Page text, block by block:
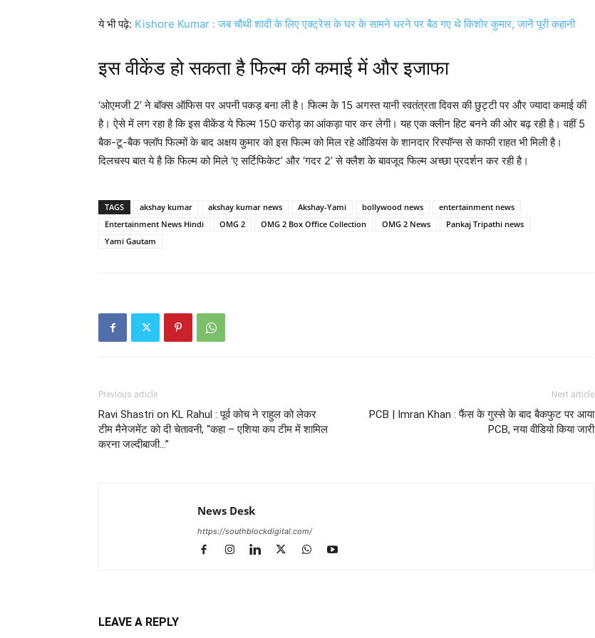
ये भी पढ़े: Kishore Kumar : जब चौथी शादी के लिए एक्ट्रेस के घर के सामने धरने पर बैठ गए थे किशोर कुमार, जानें पूरी कहानी
इस वीकेंड हो सकता है फिल्म की कमाई में और इजाफा
‘ओएमजी 2’ ने बॉक्स ऑफिस पर अपनी पकड़ बना ली है। फिल्म के 15 अगस्त यानी स्वतंत्रता दिवस की छुट्टी पर और ज्यादा कमाई की
है। ऐसे में लग रहा है कि इस वीकेंड ये फिल्म 150 करोड़ का आंकड़ा पार कर लेगी। यह एक क्लीन हिट बनने की ओर बढ़ रही है। वहीं 5
बैक-टू-बैक फ्लॉप फिल्मों के बाद अक्षय कुमार को इस फिल्म को मिल रहे ऑडियंस के शानदार रिस्पॉन्स से काफी राहत भी मिली है।
दिलचस्प बात ये है कि फिल्म को मिले ‘ए सर्टिफिकेट’ और ‘गदर 2’ से क्लैश के बावजूद फिल्म अच्छा प्रदर्शन कर रही है।
TAGS akshay kumar akshay kumar news Akshay-Yami bollywood news
entertainment news
Entertainment News Hindi
OMG 2 OMG 2 Box Office Collection OMG 2 News
Pankaj Tripathi news
Yami Gautam
Previous article
Ravi Shastri on KL Rahul : पूर्व कोच ने राहुल को लेकर
टीम मैनेजमेंट को दी चेतावनी, “कहा – एशिया कप टीम में शामिल
करना जल्दीबाजी…”
Next article
PCB | Imran Khan : फैंस के गुस्से के बाद बैकफुट पर आया
PCB, नया वीडियो किया जारी
News Desk
https://southblockdigital.com/
LEAVE A REPLY